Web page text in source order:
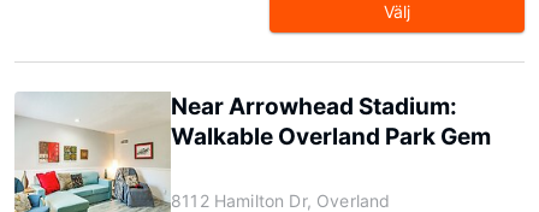
Välj
Near Arrowhead Stadium:
Walkable Overland Park Gem
8112 Hamilton Dr, Overland